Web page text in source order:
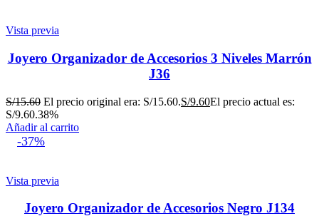
Vista previa
Joyero Organizador de Accesorios 3 Niveles Marrón
J36
S/15.60 El precio original era: S/15.60.S/9.60El precio actual es:
S/9.60.38%
Añadir al carrito
-37%
Vista previa
Joyero Organizador de Accesorios Negro J134